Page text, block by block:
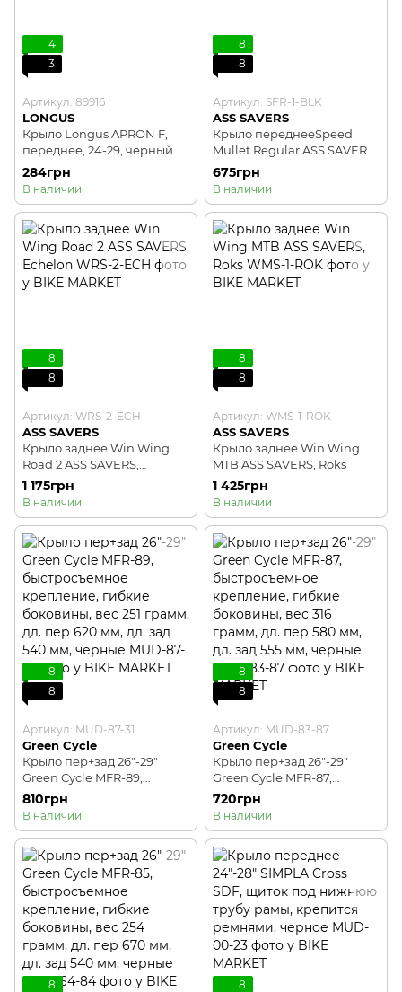
4
3
Артикул: 89916
LONGUS
Крыло Longus APRON F,
переднее, 24-29, черный
284грн
В наличии
8
8
Артикул: SFR-1-BLK
ASS SAVERS
Крыло переднееSpeed ​​
Mullet Regular ASS SAVERS,
Black
675грн
В наличии
8
8
Артикул: WRS-2-ECH
ASS SAVERS
Крыло заднее Win Wing
Road 2 ASS SAVERS,
Echelon
1 175грн
В наличии
8
8
Артикул: WMS-1-ROK
ASS SAVERS
Крыло заднее Win Wing
MTB ASS SAVERS, Roks
1 425грн
В наличии
8
8
Артикул: MUD-87-31
Green Cycle
Крыло пер+зад 26"-29"
Green Cycle MFR-89,
быстросъемное
крепление, гибкие
дл. пер 620 мм, дл. зад 540
мм, черные
810грн
В наличии
8
8
Артикул: MUD-83-87
Green Cycle
Крыло пер+зад 26"-29"
Green Cycle MFR-87,
быстросъемное
крепление, гибкие
дл. пер 580 мм, дл. зад 555
мм, черные
720грн
В наличии
8
8